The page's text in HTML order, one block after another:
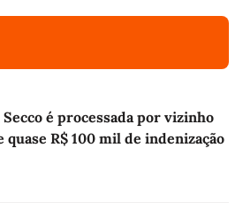
é processada por vizinho
quase R$ 100 mil de indenização